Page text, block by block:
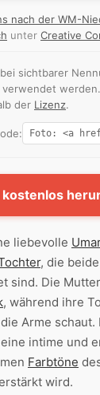
nach der WM-
unter Creative
sichtbarer
werden.
der Lizenz.
kostenlos
liebevolle
, die
sind. Die
, während ihre
Arme schaut.
intime und
Farbtöne
wird.